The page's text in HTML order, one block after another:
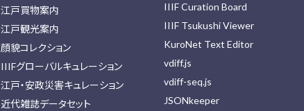
江戸買物案内
江戸観光案内
顔貌コレクション
IIIFグローバルキュレーション
江戸・安政災害キュレーション
近代雑誌データセット
IIIF Curation Board
IIIF Tsukushi Viewer
KuroNet Text Editor
vdiff.js
vdiff-seq.js
JSONkeeper